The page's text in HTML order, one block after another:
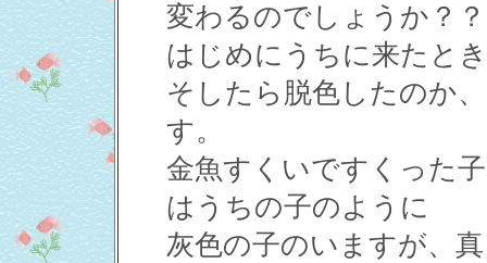
変わるのでしょうか？？
はじめにうちに来たと
そしたら脱色したのか
す。
金魚すくいですくった
はうちの子のように
灰色の子のいますが、